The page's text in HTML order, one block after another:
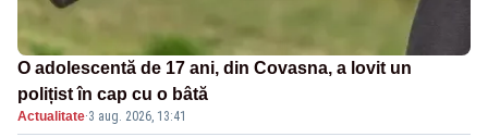
O adolescentă de 17 ani, din Covasna, a lovit un
polițist în cap cu o bâtă
Actualitate·3 aug. 2026, 13:41